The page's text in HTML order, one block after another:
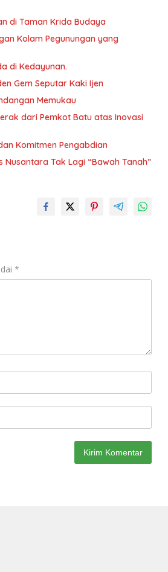
di Taman Krida Budaya
Kolam Pegunungan yang
di Kedayunan.
Gem Seputar Kaki Ijen
Memukau
dari Pemkot Batu atas Inovasi
Komitmen Pengabdian
Nusantara Tak Lagi “Bawah Tanah”
*